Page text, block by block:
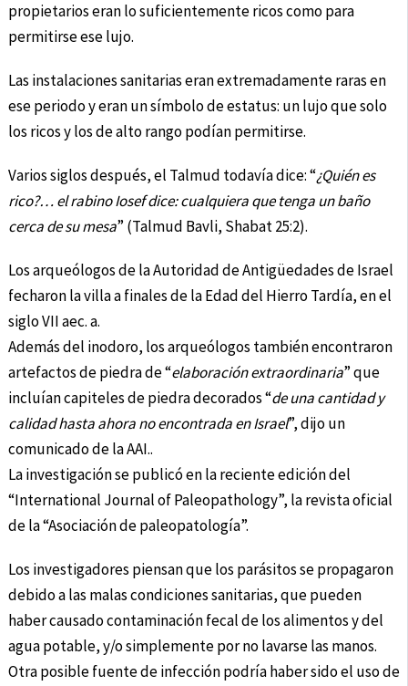
propietarios eran lo suficientemente ricos como para
permitirse ese lujo.
Las instalaciones sanitarias eran extremadamente raras en
ese periodo y eran un símbolo de estatus: un lujo que solo
los ricos y los de alto rango podían permitirse.
Varios siglos después, el Talmud todavía dice: “¿Quién es
rico?… el rabino Iosef dice: cualquiera que tenga un baño
cerca de su mesa” (Talmud Bavli, Shabat 25:2).
Los arqueólogos de la Autoridad de Antigüedades de Israel
fecharon la villa a finales de la Edad del Hierro Tardía, en el
siglo VII aec. a.
Además del inodoro, los arqueólogos también encontraron
artefactos de piedra de “elaboración extraordinaria” que
incluían capiteles de piedra decorados “de una cantidad y
calidad hasta ahora no encontrada en Israel”, dijo un
comunicado de la AAI..
La investigación se publicó en la reciente edición del
“International Journal of Paleopathology”, la revista oficial
de la “Asociación de paleopatología”.
Los investigadores piensan que los parásitos se propagaron
debido a las malas condiciones sanitarias, que pueden
haber causado contaminación fecal de los alimentos y del
agua potable, y/o simplemente por no lavarse las manos.
Otra posible fuente de infección podría haber sido el uso de